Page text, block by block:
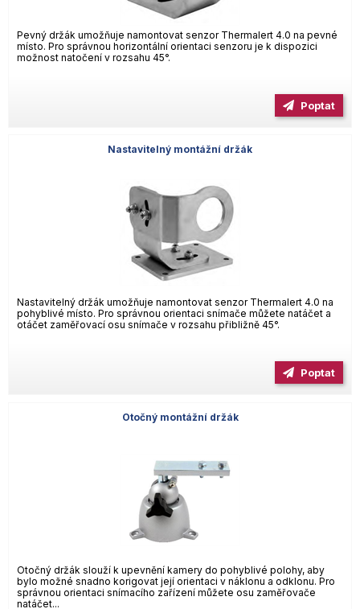
Pevný držák umožňuje namontovat senzor Thermalert 4.0 na pevné
místo. Pro správnou horizontální orientaci senzoru je k dispozici
možnost natočení v rozsahu 45°.
Poptat
Nastavitelný montážní držák
Nastavitelný držák umožňuje namontovat senzor Thermalert 4.0 na
pohyblivé místo. Pro správnou orientaci snímače můžete natáčet a
otáčet zaměřovací osu snímače v rozsahu přibližně 45°.
Poptat
Otočný montážní držák
Otočný držák slouží k upevnění kamery do pohyblivé polohy, aby
bylo možné snadno korigovat její orientaci v náklonu a odklonu. Pro
správnou orientaci snímacího zařízení můžete osu zaměřovače
natáčet...